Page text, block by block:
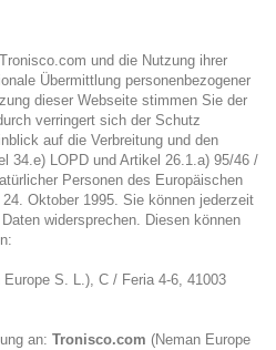
und die Nutzung ihrer
Übermittlung personenbezogener
dieser Webseite stimmen Sie der
verringert sich der Schutz
auf die Verbreitung und den
34.e) LOPD und Artikel 26.1.a) 95/46 /
Personen des Europäischen
Oktober 1995. Sie können jederzeit
widersprechen. Diesen können
S. L.), C / Feria 4-6, 41003
an: Tronisco.com (Neman Europe